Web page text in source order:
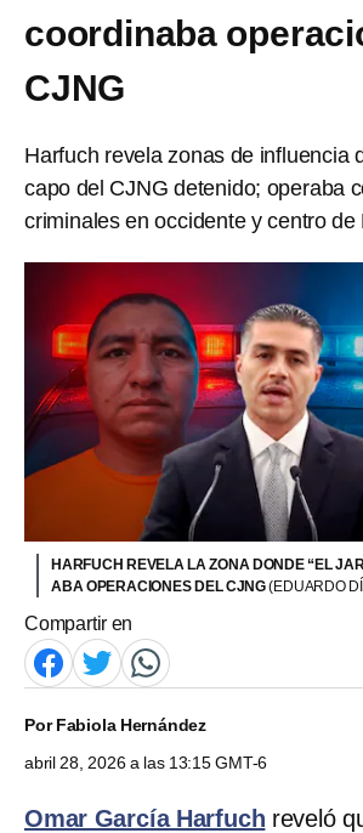
coordinaba
CJNG
Harfuch revela zonas de influencia
capo del CJNG detenido; operaba
criminales en occidente y centro de
HARFUCH REVELA LA ZONA DONDE “EL
ABA OPERACIONES DEL CJNG(EDUARDO
Compartir en
PorFabiola Hernández
abril 28, 2026 a las 13:15 GMT-6
Omar García Harfuch reveló